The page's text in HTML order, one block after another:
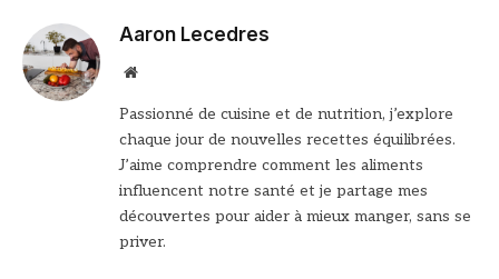
Aaron Lecedres
Site
Passionné de cuisine et de nutrition, j’explore
chaque jour de nouvelles recettes équilibrées.
J’aime comprendre comment les aliments
influencent notre santé et je partage mes
découvertes pour aider à mieux manger, sans se
priver.